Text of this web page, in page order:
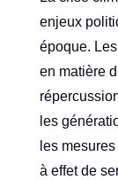
enjeux
époque.
en matière
les
les
à effet de